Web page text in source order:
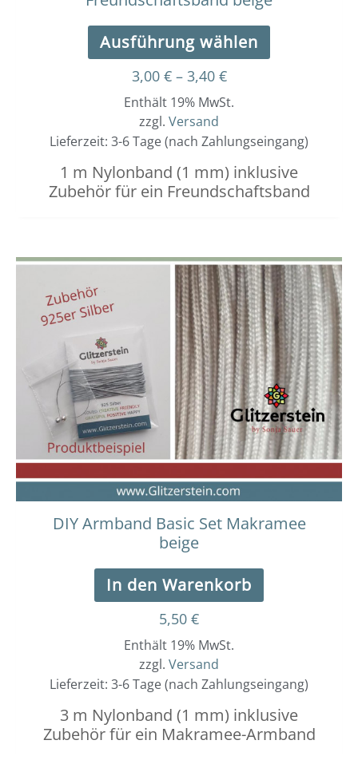
Ausführung wählen
3,00 € – 3,40 €
Enthält 19% MwSt.
zzgl. Versand
Lieferzeit: 3-6 Tage (nach Zahlungseingang)
1 m Nylonband (1 mm) inklusive
Zubehör für ein Freundschaftsband
DIY Armband Basic Set Makramee
beige
In den Warenkorb
5,50 €
Enthält 19% MwSt.
zzgl. Versand
Lieferzeit: 3-6 Tage (nach Zahlungseingang)
3 m Nylonband (1 mm) inklusive
Zubehör für ein Makramee-Armband